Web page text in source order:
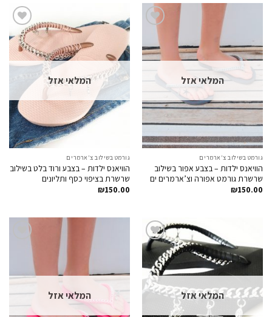
Add to
Wishlist
המלאי אזל
גורמט בשילוב צ'ארמרים
הוויאנס ילדות – בצבע אפור בשילוב
שרשרת גורמט אפורה וצ’ארמרים ים
₪150.00
Add to
Wishlist
המלאי אזל
גורמט בשילוב צ'ארמרים
הוויאנס ילדות – בצבע ורוד בלט בשילוב
שרשרת בציפוי כסף ותליונים
₪150.00
Add to
Wishlist
המלאי אזל המלאי אזל